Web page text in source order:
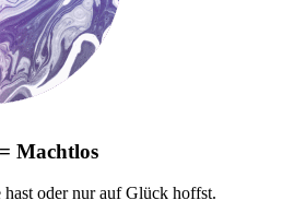
Machtlos
oder nur auf Glück hoffst.